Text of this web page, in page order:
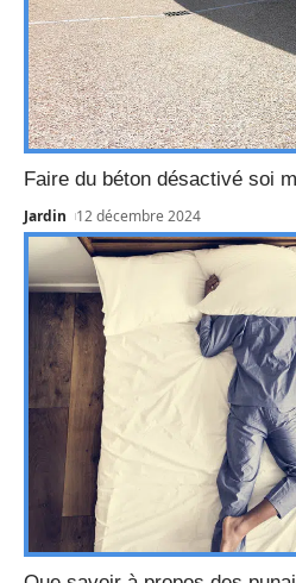
Faire du béton désactivé soi
Jardin 12 décembre 2024